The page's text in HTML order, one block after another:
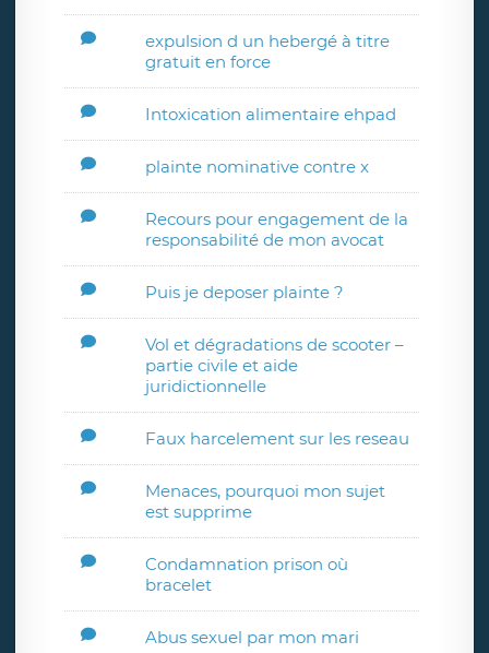
expulsion d un hebergé à titre
gratuit en force
Intoxication alimentaire ehpad
plainte nominative contre x
Recours pour engagement de la
responsabilité de mon avocat
Puis je deposer plainte ?
Vol et dégradations de scooter –
partie civile et aide
juridictionnelle
Faux harcelement sur les reseau
Menaces, pourquoi mon sujet
est supprime
Condamnation prison où
bracelet
Abus sexuel par mon mari